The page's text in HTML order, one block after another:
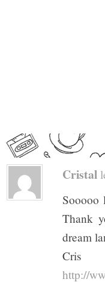
Cristal
Sooooo
Thank
dream
Cris
http://